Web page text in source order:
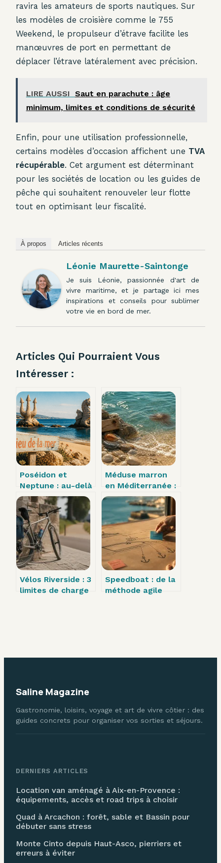
ravira les amateurs de sports nautiques. Sur
les modèles de croisière comme le 755
Weekend, le propulseur d’étrave facilite les
manœuvres de port en permettant de
déplacer l’étrave latéralement avec précision.
LIRE AUSSI Saut en parachute : âge
minimum, limites et conditions de sécurité
Enfin, pour une utilisation professionnelle,
certains modèles d’occasion affichent une TVA
récupérable. Cet argument est déterminant
pour les sociétés de location ou les guides de
pêche qui souhaitent renouveler leur flotte
tout en optimisant leur fiscalité.
À propos Articles récents
Léonie Maurette-Saintonge
Je suis Léonie, passionnée d'art de
vivre maritime, et je partage ici mes
inspirations et conseils pour sublimer
votre vie en bord de mer.
Articles Qui Pourraient Vous
Intéresser :
Poséidon et
Neptune : au-delà
du trident,
quelles
différences
réelles entre les
dieux de la mer ?
Méduse marron
en Méditerranée :
comment les
identifier et réagir
en cas de piqûre ?
Vélos Riverside : 3
limites de charge
Speedboat : de la
méthode agile
Saline Magazine
Gastronomie, loisirs, voyage et art de vivre côtier : des
guides concrets pour organiser vos sorties et séjours.
DERNIERS ARTICLES
Location van aménagé à Aix-en-Provence :
équipements, accès et road trips à choisir
Quad à Arcachon : forêt, sable et Bassin pour
débuter sans stress
Monte Cinto depuis Haut-Asco, pierriers et
erreurs à éviter